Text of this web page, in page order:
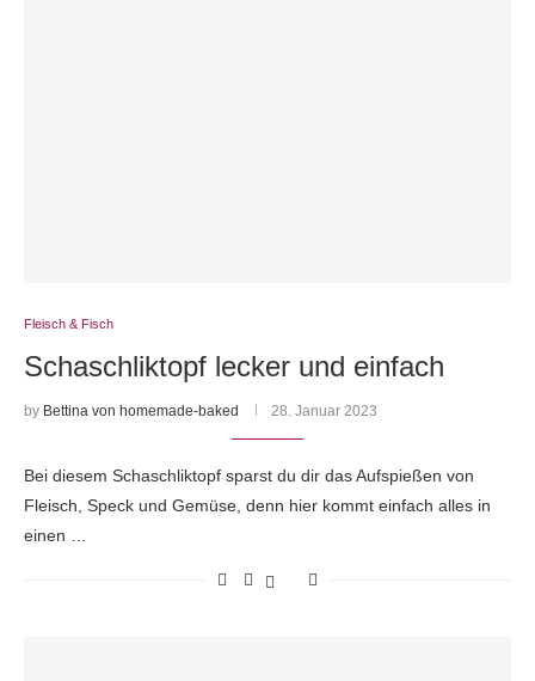
Fleisch & Fisch
Schaschliktopf lecker und einfach
by Bettina von homemade-baked 28. Januar 2023
Bei diesem Schaschliktopf sparst du dir das Aufspießen von
Fleisch, Speck und Gemüse, denn hier kommt einfach alles in
einen …